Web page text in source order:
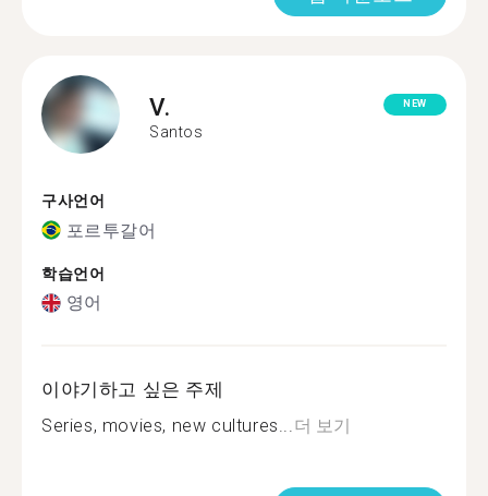
V.
Santos
NEW
구사언어
포르투갈어
학습언어
영어
이야기하고 싶은 주제
Series, movies, new cultures...더 보기